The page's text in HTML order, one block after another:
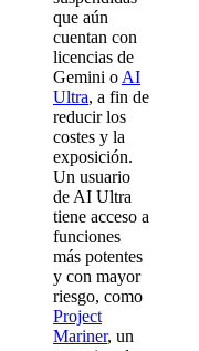
que aún
cuentan con
licencias de
Gemini o AI
Ultra, a fin de
reducir los
costes y la
exposición.
Un usuario
de AI Ultra
tiene acceso a
funciones
más potentes
y con mayor
riesgo, como
Project
Mariner, un